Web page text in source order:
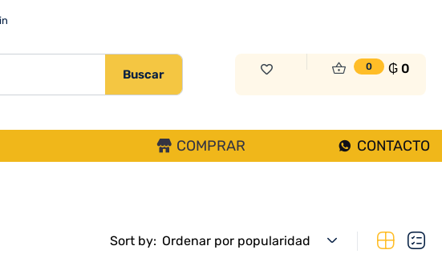
Buscar
0 ₲0
CONTACTO
COMPRAR
Sort by: Ordenar por popularidad